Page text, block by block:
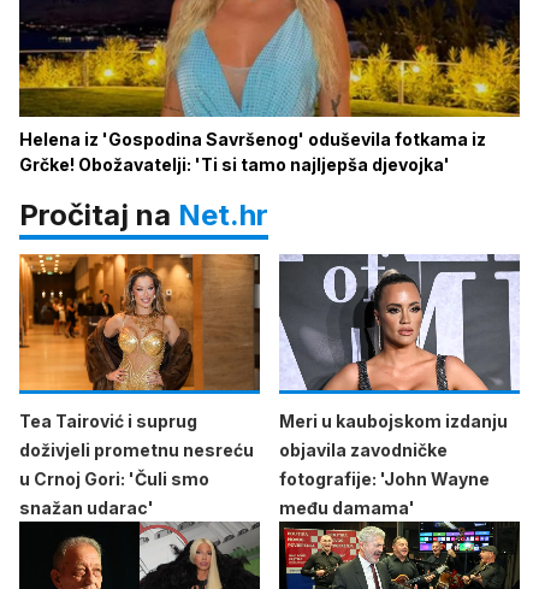
Helena iz 'Gospodina Savršenog' oduševila fotkama iz
Grčke! Obožavatelji: 'Ti si tamo najljepša djevojka'
Pročitaj na Net.hr
Tea Tairović i suprug
doživjeli prometnu nesreću
u Crnoj Gori: 'Čuli smo
snažan udarac'
Meri u kaubojskom izdanju
objavila zavodničke
fotografije: 'John Wayne
među damama'